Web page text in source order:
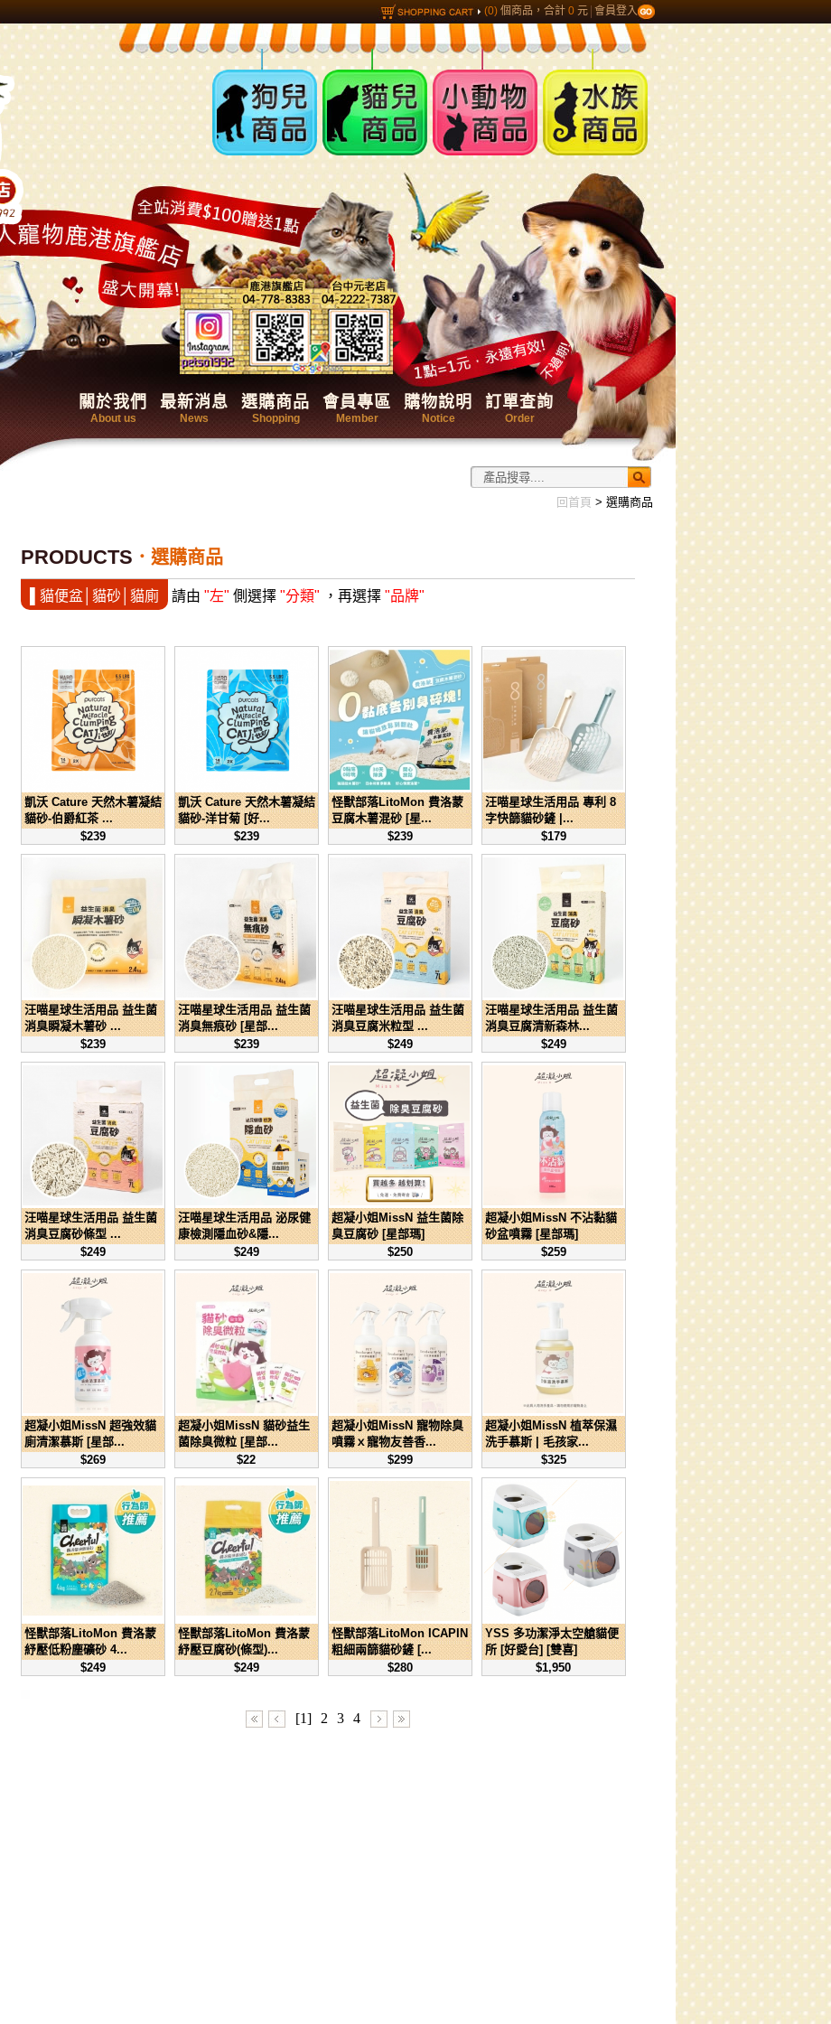
(0) 個商品，合計 0 元 會員登入
狗兒商品 貓兒商品 小動物商品 水族商品
關於我們
About us
最新消息
News
選購商品
Shopping
會員專區
Member
購物說明
Notice
訂單查詢
Order
回首頁 > 選購商品
PRODUCTS 選購商品
▌貓便盆│貓砂│貓廁 請由 "左" 側選擇 "分類" ，再選擇 "品牌"
凱沃 Cature 天然木薯凝結
貓砂-伯爵紅茶 ...
$239
凱沃 Cature 天然木薯凝結
貓砂-洋甘菊 [好...
$239
怪獸部落LitoMon 費洛蒙
豆腐木薯混砂 [星...
$239
汪喵星球生活用品 專利 8
字快篩貓砂鏟 |...
$179
汪喵星球生活用品 益生菌
消臭瞬凝木薯砂 ...
$239
汪喵星球生活用品 益生菌
消臭無痕砂 [星部...
$239
汪喵星球生活用品 益生菌
消臭豆腐米粒型 ...
$249
汪喵星球生活用品 益生菌
消臭豆腐清新森林...
$249
汪喵星球生活用品 益生菌
消臭豆腐砂條型 ...
$249
汪喵星球生活用品 泌尿健
康檢測隱血砂&隱...
$249
超凝小姐MissN 益生菌除
臭豆腐砂 [星部瑪]
$250
超凝小姐MissN 不沾黏貓
砂盆噴霧 [星部瑪]
$259
超凝小姐MissN 超強效貓
廁清潔慕斯 [星部...
$269
超凝小姐MissN 貓砂益生
菌除臭微粒 [星部...
$22
超凝小姐MissN 寵物除臭
噴霧ｘ寵物友善香...
$299
超凝小姐MissN 植萃保濕
洗手慕斯 | 毛孩家...
$325
怪獸部落LitoMon 費洛蒙
紓壓低粉塵礦砂 4...
$249
怪獸部落LitoMon 費洛蒙
紓壓豆腐砂(條型)...
$249
怪獸部落LitoMon ICAPIN
粗細兩篩貓砂鏟 [...
$280
YSS 多功潔淨太空艙貓便
所 [好愛台] [雙喜]
$1,950
[1] 2 3 4